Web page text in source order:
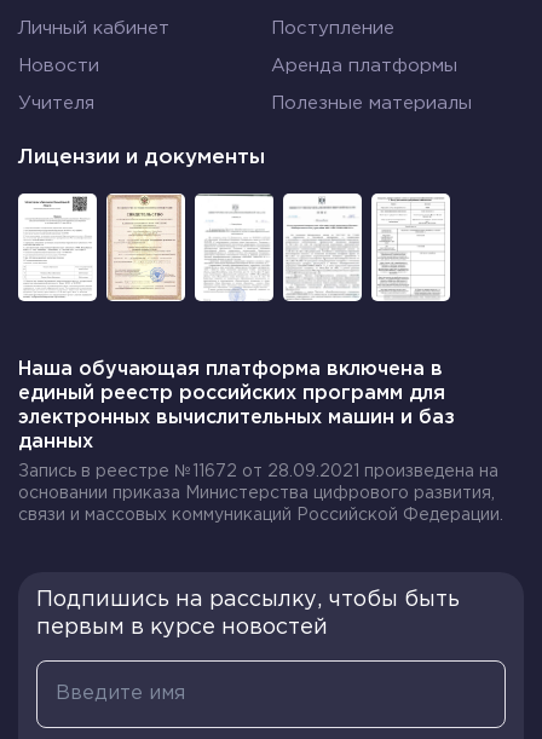
Личный кабинет Поступление
Новости Аренда платформы
Учителя Полезные материалы
Лицензии и документы
Наша обучающая платформа включена в
единый реестр российских программ для
электронных вычислительных машин и баз
данных
Запись в реестре №11672 от 28.09.2021 произведена на
основании приказа Министерства цифрового развития,
связи и массовых коммуникаций Российской Федерации.
Подпишись на рассылку, чтобы быть
первым в курсе новостей